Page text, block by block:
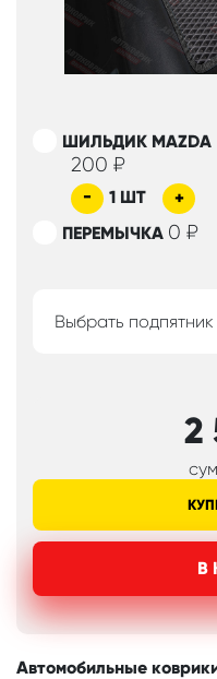
ШИЛЬДИК MAZDA
200 ₽
- 1 ШТ
+
ПЕРЕМЫЧКА 0 ₽
Выбрать подпятник
2
В
Автомобильные